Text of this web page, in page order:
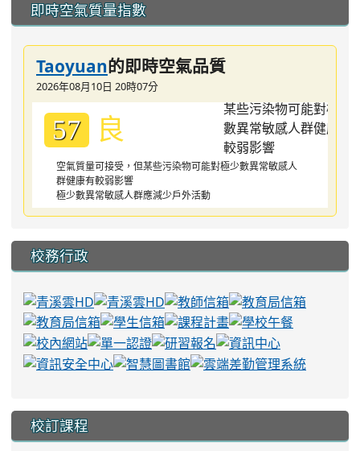
即時空氣質量指數
Taoyuan的即時空氣品質
2026年08月10日 20時07分
57 良
空氣質量可接受，但某些污染物可能對極少數異常敏感人
群健康有較弱影響
極少數異常敏感人群應減少戶外活動
校務行政
校訂課程